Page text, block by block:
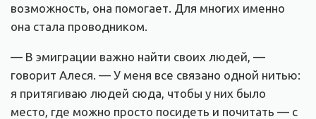
возможность, она помогает. Для многих именно
она стала проводником.
— В эмиграции важно найти своих людей, —
говорит Алеся. — У меня все связано одной нитью:
я притягиваю людей сюда, чтобы у них было
место, где можно просто посидеть и почитать — с